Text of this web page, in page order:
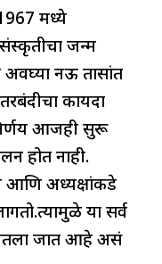
मध्ये
संस्कृतीचा जन्म
अवघ्या नऊ तासांत
कायदा
आजही सुरू
होत नाही.
आणि अध्यक्षांकडे
या सर्व
जात आहे असं